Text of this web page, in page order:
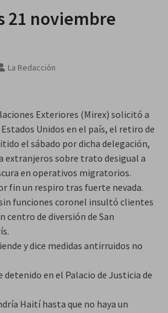
21 noviembre
La Redacción
Exteriores (Mirex) solicitó a
Unidos en el país, el retiro de
el sábado por dicha delegación,
extranjeros sobre trato desigual a
en operativos migratorios.
fin un respiro tras fuerte nevada.
funciones coronel insultó clientes
centro de diversión de San
y dice medidas antirruidos no
detenido en el Palacio de Justicia de
Haití hasta que no haya un